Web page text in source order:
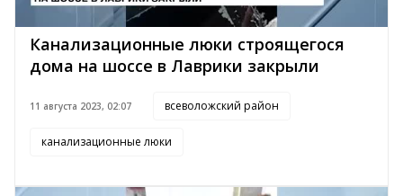
Канализационные люки строящегося
дома на шоссе в Лаврики закрыли
11 августа 2023, 02:07 всеволожский район
канализационные люки